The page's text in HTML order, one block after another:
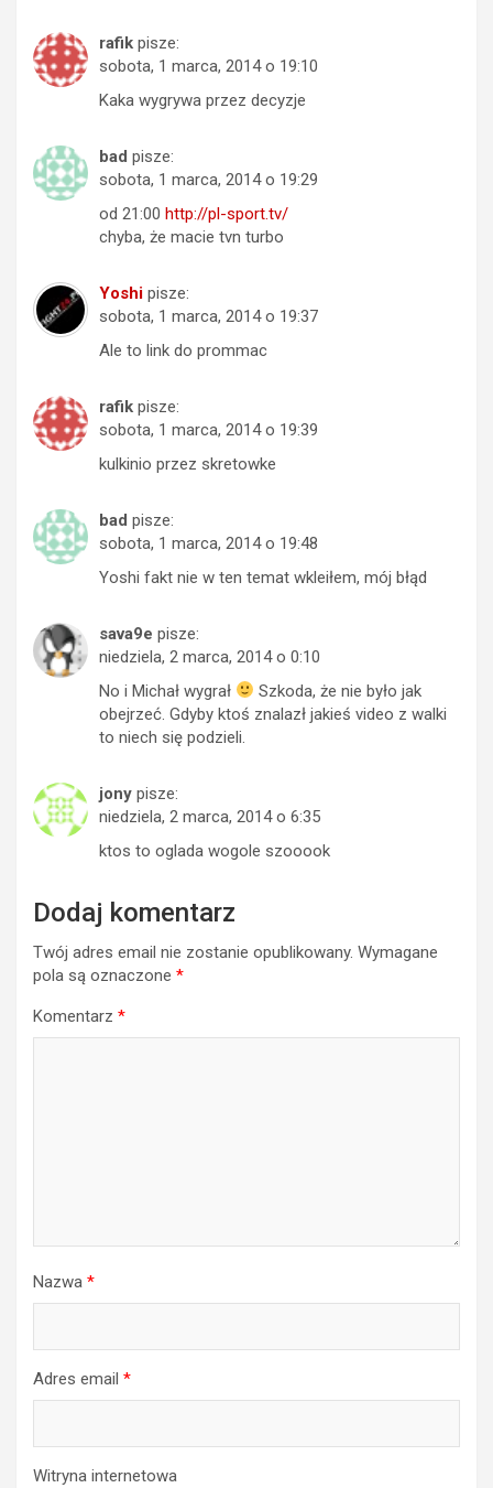
rafik pisze:
sobota, 1 marca, 2014 o 19:10
Kaka wygrywa przez decyzje
bad pisze:
sobota, 1 marca, 2014 o 19:29
od 21:00 http://pl-sport.tv/
chyba, że macie tvn turbo
Yoshi pisze:
sobota, 1 marca, 2014 o 19:37
Ale to link do prommac
rafik pisze:
sobota, 1 marca, 2014 o 19:39
kulkinio przez skretowke
bad pisze:
sobota, 1 marca, 2014 o 19:48
Yoshi fakt nie w ten temat wkleiłem, mój błąd
sava9e pisze:
niedziela, 2 marca, 2014 o 0:10
No i Michał wygrał
Szkoda, że nie było jak
obejrzeć. Gdyby ktoś znalazł jakieś video z walki
to niech się podzieli.
jony pisze:
niedziela, 2 marca, 2014 o 6:35
ktos to oglada wogole szooook
Dodaj komentarz
Twój adres email nie zostanie opublikowany. Wymagane
pola są oznaczone *
Komentarz *
Nazwa *
Adres email *
Witryna internetowa